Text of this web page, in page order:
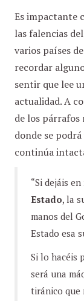
Es impactante
las falencias
varios países
recordar
sentir que lee
actualidad. A
de los párrafos
donde se
continúa
“Si dejáis
Estado, la
manos del
Estado esa
Si lo hacéis
será una
tiránico que